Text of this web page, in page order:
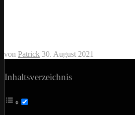
von Patrick 30. August 2021
Inhaltsverzeichnis